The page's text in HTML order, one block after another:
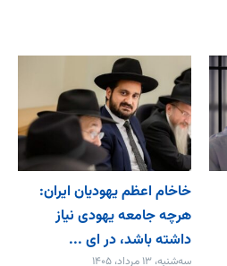
خاخام اعظم یهودیان ایران:
هرچه جامعه یهودی نیاز
داشته باشد، در ای ...
سه‌شنبه، ۱۳ مرداد، ۱۴۰۵